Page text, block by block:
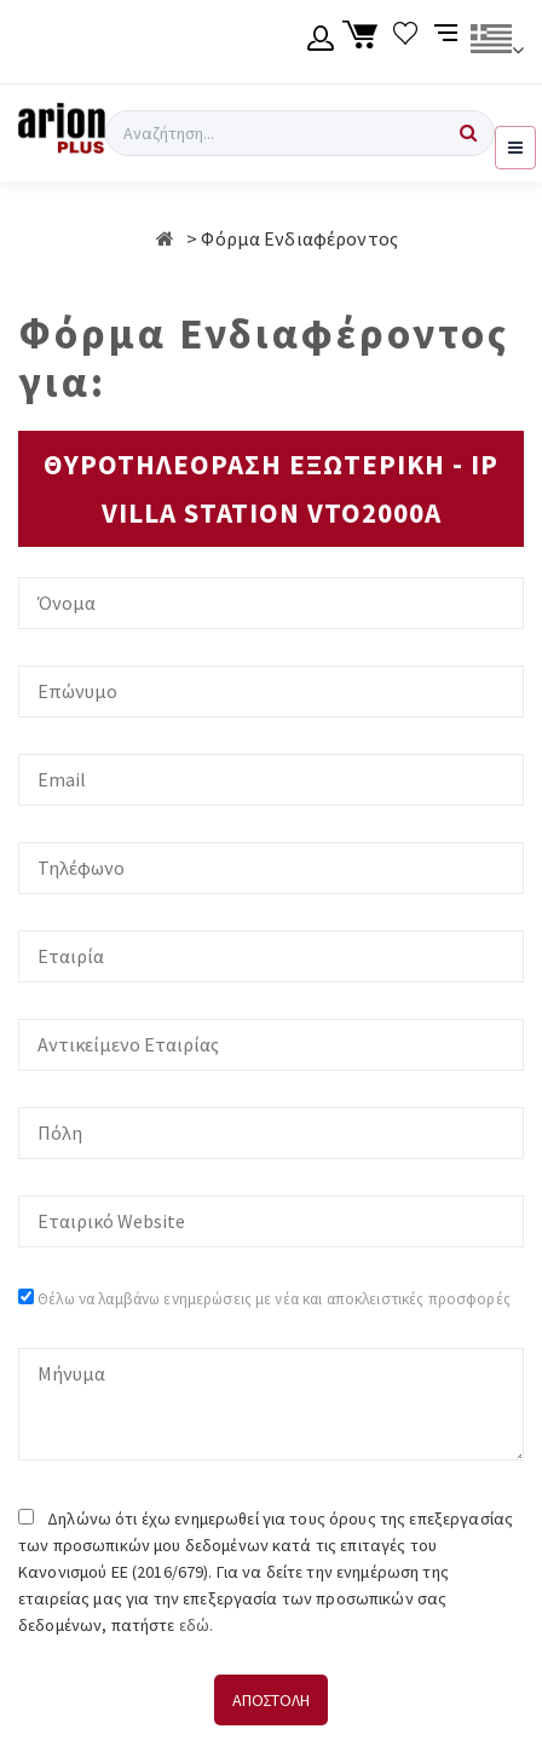
Σύνδεση χρήση
Αναζήτηση
Φόρμα Ενδιαφέροντος
Φόρμα Ενδιαφέροντος
για:
ΘΥΡΟΤΗΛΕΟΡΑΣΗ ΕΞΩΤΕΡΙΚΗ - IP
VILLA STATION VTO2000A
Θέλω να λαμβάνω ενημερώσεις με νέα και αποκλειστικές προσφορές
Δηλώνω ότι έχω ενημερωθεί για τους όρους της επεξεργασίας
των προσωπικών μου δεδομένων κατά τις επιταγές του
Κανονισμού ΕΕ (2016/679). Για να δείτε την ενημέρωση της
εταιρείας μας για την επεξεργασία των προσωπικών σας
δεδομένων, πατήστε εδώ.
ΑΠΟΣΤΟΛΗ